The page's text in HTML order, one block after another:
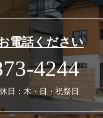
電話ください
4244
日：木・日・祝祭日